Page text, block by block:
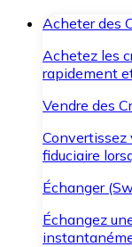
Acheter des
Achetez les
rapidement
Vendre des
fiduciaire
Échanger
Échangez